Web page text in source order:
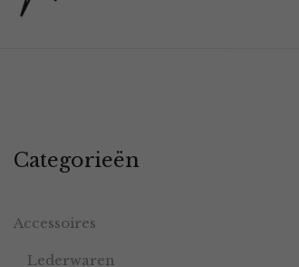
Categorieën
Accessoires
Lederwaren